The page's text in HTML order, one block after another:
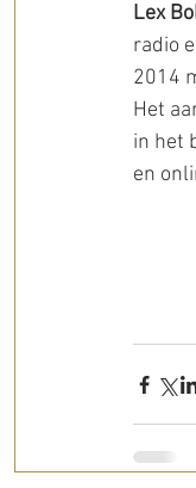
Lex
radio
2014
Het
in het
en